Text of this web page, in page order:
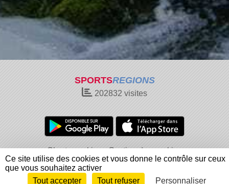
SPORTSREGIONS
202832 visites
Charte cookies
Gestion des cookies
Informations légales
Signaler un contenu inapproprié
Envie de participer ? Connexion
Ce site utilise des cookies et vous donne le contrôle sur ceux
que vous souhaitez activer
Tout accepter
Tout refuser Personnaliser